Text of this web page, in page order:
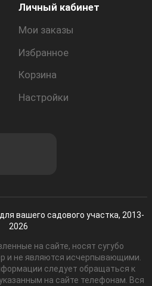
Личный кабинет
Мои заказы
Избранное
Корзина
Настройки
вашего садового участка, 2013-
2026
на сайте, носят сугубо
и не являются исчерпывающими.
следует обращаться к
на сайте телефонам. Вся